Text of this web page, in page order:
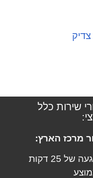
שירות כלל
מרכז הארץ:
בהגעה של 25 דקות